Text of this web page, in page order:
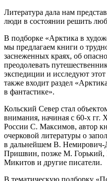
Литература дала нам
люди в состоянии решить
В подборке «Арктика в
мы предлагаем книги о
заснеженных краях, об
преодолевать
экспедиции и исследуют
также входит раздел
в фантастике».
Кольский Север стал
внимания, начиная с 60-х гг.
России С. Максимов, автор
очерковой литературы о
в дальнейшем В.
Пришвин, позже М. Горький,
Микитов и другие писатели.
В тематическую подборку